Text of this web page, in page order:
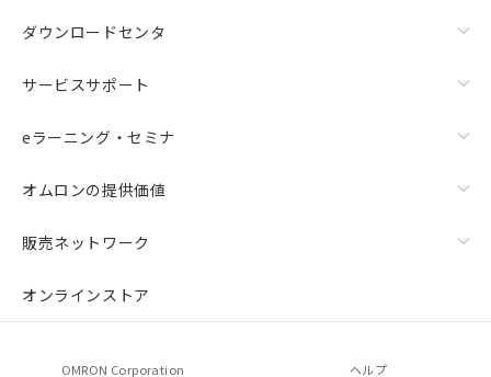
ダウンロードセンタ
サービスサポート
eラーニング・セミナ
オムロンの提供価値
販売ネットワーク
オンラインストア
OMRON Corporation ヘルプ